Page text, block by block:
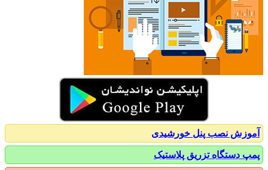
نصب پنل خورشیدی
دستگاه تزریق پلاستیک